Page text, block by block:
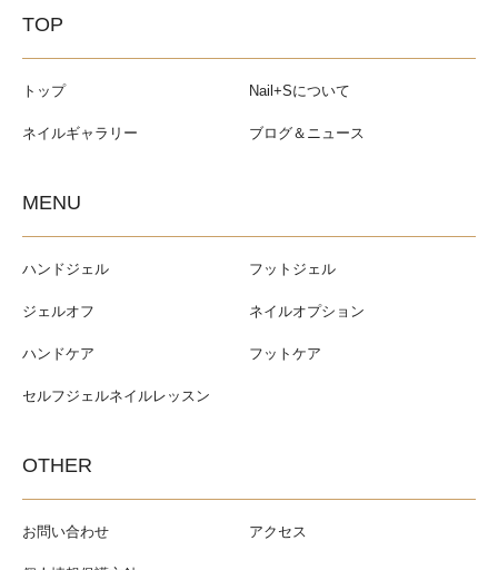
TOP
トップ Nail+Sについて
ネイルギャラリー ブログ＆ニュース
MENU
ハンドジェル フットジェル
ジェルオフ ネイルオプション
ハンドケア フットケア
セルフジェルネイルレッスン
OTHER
お問い合わせ アクセス